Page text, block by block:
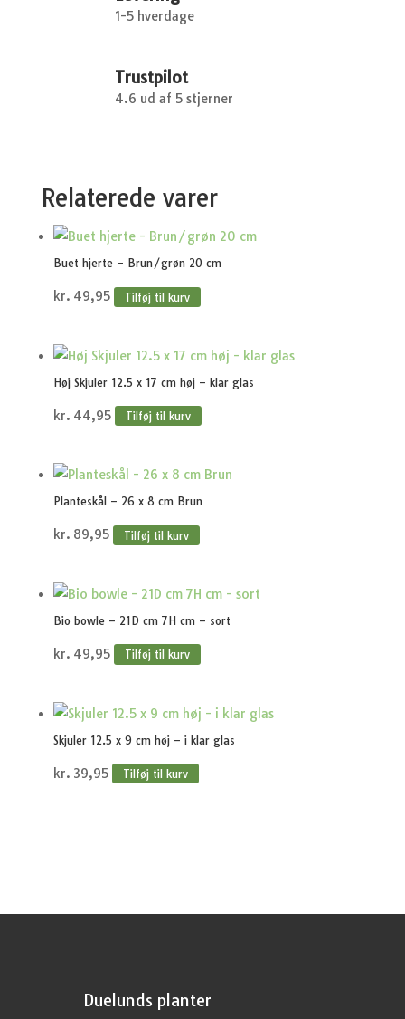
1-5 hverdage
Trustpilot
4.6 ud af 5 stjerner
Relaterede varer
Buet hjerte – Brun/grøn 20 cm
kr. 49,95 Tilføj til kurv
Høj Skjuler 12.5 x 17 cm høj – klar glas
kr. 44,95 Tilføj til kurv
Planteskål – 26 x 8 cm Brun
kr. 89,95 Tilføj til kurv
Bio bowle – 21D cm 7H cm – sort
kr. 49,95 Tilføj til kurv
Skjuler 12.5 x 9 cm høj – i klar glas
kr. 39,95 Tilføj til kurv
Duelunds planter